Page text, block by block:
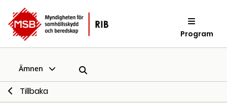
Program
Ämnen
Tillbaka